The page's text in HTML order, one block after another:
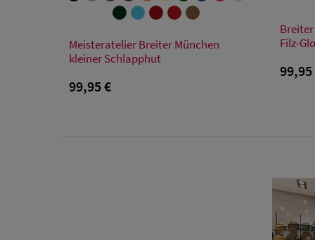
55 56 57
Meisteratelier Breiter München
kleiner Schlapphut
99,95 €
Filz-
99,95